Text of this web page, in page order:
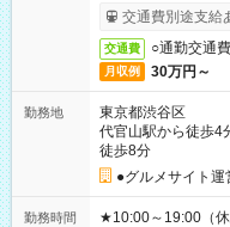
交通費別途支給
交通費 ○通勤交通
月収例 30万円～
勤務地
東京都渋谷区
代官山駅から徒歩4
徒歩8分
●グルメサイト運
勤務時間 ★10:00～19:00（休